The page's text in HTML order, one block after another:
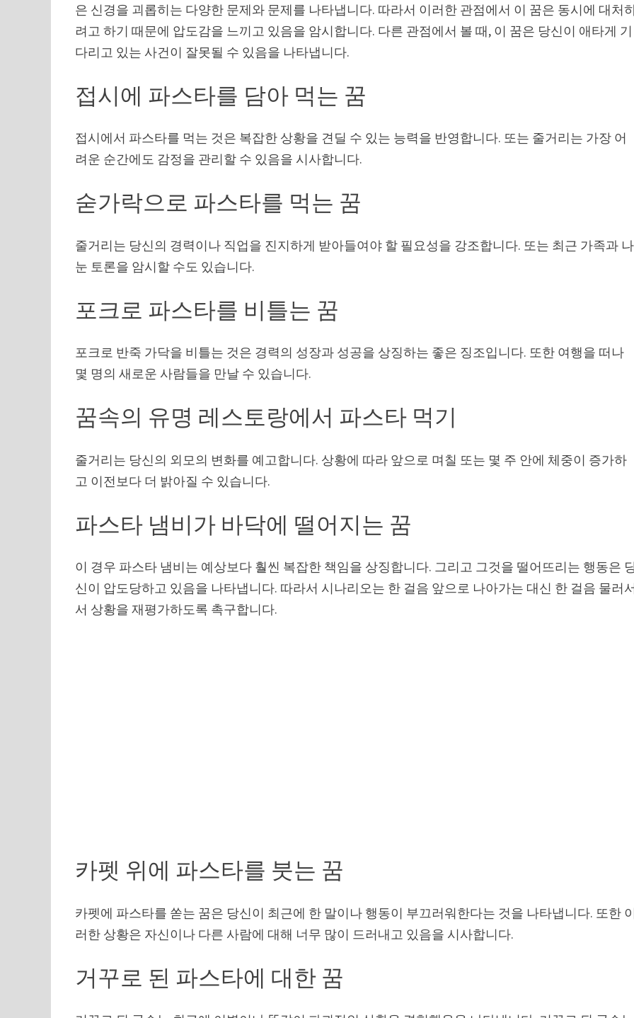
은 신경을 괴롭히는 다양한 문제와 문제를 나타냅니다. 따라서 이러한 관점에서 이 꿈은 동시에 대처
려고 하기 때문에 압도감을 느끼고 있음을 암시합니다. 다른 관점에서 볼 때, 이 꿈은 당신이 애타게 기
다리고 있는 사건이 잘못될 수 있음을 나타냅니다.
접시에 파스타를 담아 먹는 꿈
접시에서 파스타를 먹는 것은 복잡한 상황을 견딜 수 있는 능력을 반영합니다. 또는 줄거리는 가장 어
려운 순간에도 감정을 관리할 수 있음을 시사합니다.
숟가락으로 파스타를 먹는 꿈
줄거리는 당신의 경력이나 직업을 진지하게 받아들여야 할 필요성을 강조합니다. 또는 최근 가족과 나
눈 토론을 암시할 수도 있습니다.
포크로 파스타를 비틀는 꿈
포크로 반죽 가닥을 비틀는 것은 경력의 성장과 성공을 상징하는 좋은 징조입니다. 또한 여행을 떠나
몇 명의 새로운 사람들을 만날 수 있습니다.
꿈속의 유명 레스토랑에서 파스타 먹기
줄거리는 당신의 외모의 변화를 예고합니다. 상황에 따라 앞으로 며칠 또는 몇 주 안에 체중이 증가하
고 이전보다 더 밝아질 수 있습니다.
파스타 냄비가 바닥에 떨어지는 꿈
이 경우 파스타 냄비는 예상보다 훨씬 복잡한 책임을 상징합니다. 그리고 그것을 떨어뜨리는 행동은
신이 압도당하고 있음을 나타냅니다. 따라서 시나리오는 한 걸음 앞으로 나아가는 대신 한 걸음 물러
서 상황을 재평가하도록 촉구합니다.
카펫 위에 파스타를 붓는 꿈
카펫에 파스타를 쏟는 꿈은 당신이 최근에 한 말이나 행동이 부끄러워한다는 것을 나타냅니다. 또한
러한 상황은 자신이나 다른 사람에 대해 너무 많이 드러내고 있음을 시사합니다.
거꾸로 된 파스타에 대한 꿈